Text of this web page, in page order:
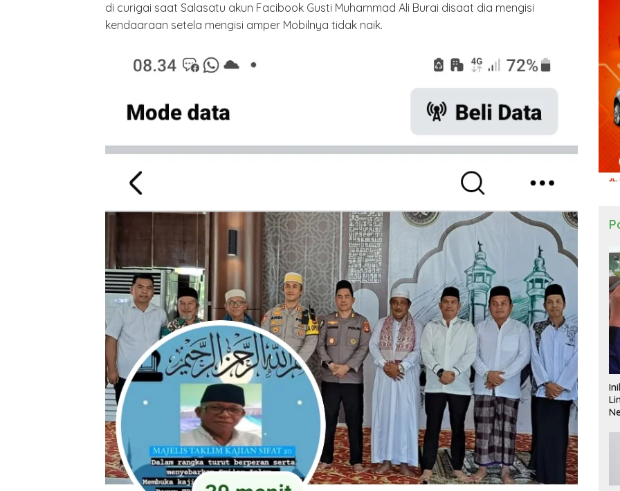
di curigai saat Salasatu akun Facibook Gusti Muhammad Ali Burai disaat dia mengisi
kendaaraan setela mengisi amper Mobilnya tidak naik.